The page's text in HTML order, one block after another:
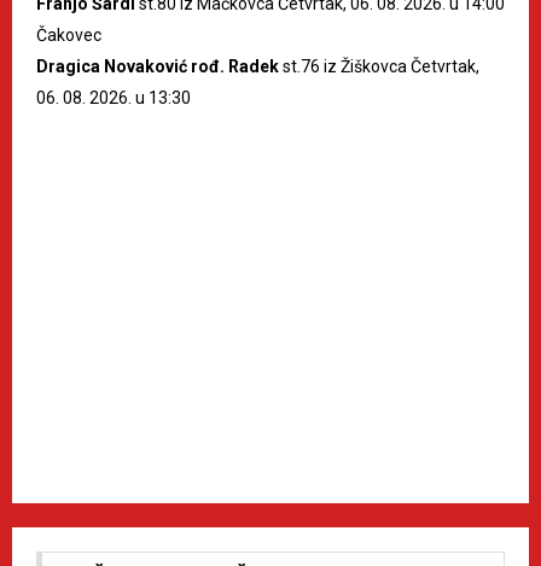
Čakovec
Dragica Novaković rođ. Radekst.76 iz Žiškovca Četvrtak,
06. 08. 2026. u 13:30